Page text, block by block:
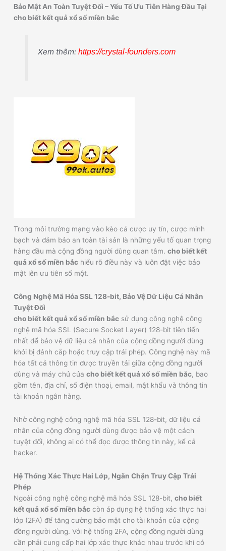
Bảo Mật An Toàn Tuyệt Đối – Yếu Tố Ưu Tiên Hàng Đầu Tại
cho biết kết quả xổ số miền bắc
Xem thêm: https://crystal-founders.com
Trong môi trường mạng vào kèo cá cược uy tín, cược minh
bạch và đảm bảo an toàn tài sản là những yếu tố quan trọng
hàng đầu mà cộng đồng người dùng quan tâm.cho biết kết
quả xổ số miền bắc hiểu rõ điều này và luôn đặt việc bảo
mật lên ưu tiên số một.
Công Nghệ Mã Hóa SSL 128-bit, Bảo Vệ Dữ Liệu Cá Nhân
Tuyệt Đối
cho biết kết quả xổ số miền bắc sử dụng công nghệ công
nghệ mã hóa SSL (Secure Socket Layer) 128-bit tiên tiến
nhất để bảo vệ dữ liệu cá nhân của cộng đồng người dùng
khỏi bị đánh cắp hoặc truy cập trái phép. Công nghệ này mã
hóa tất cả thông tin được truyền tải giữa cộng đồng người
dùng và máy chủ củacho biết kết quả xổ số miền bắc, bao
gồm tên, địa chỉ, số điện thoại, email, mật khẩu và thông tin
tài khoản ngân hàng.
Nhờ công nghệ công nghệ mã hóa SSL 128-bit, dữ liệu cá
nhân của cộng đồng người dùng được bảo vệ một cách
tuyệt đối, không ai có thể đọc được thông tin này, kể cả
hacker.
Hệ Thống Xác Thực Hai Lớp, Ngăn Chặn Truy Cập Trái
Phép
Ngoài công nghệ công nghệ mã hóa SSL 128-bit,cho biết
kết quả xổ số miền bắc còn áp dụng hệ thống xác thực hai
lớp (2FA) để tăng cường bảo mật cho tài khoản của cộng
đồng người dùng. Với hệ thống 2FA, cộng đồng người dùng
cần phải cung cấp hai lớp xác thực khác nhau trước khi có